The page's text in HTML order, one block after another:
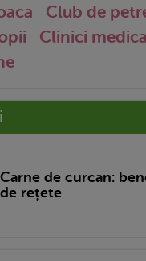
Club de
Clinici
Carne de curcan:
de rețete